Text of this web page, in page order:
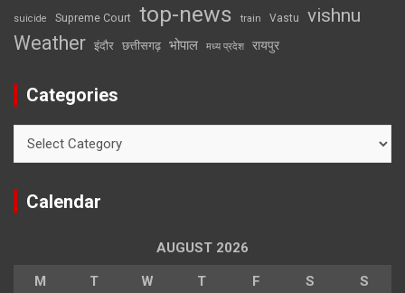
suicide Supreme Court top-news train Vastu vishnu
Weather इंदौर छत्तीसगढ़ भोपाल मध्य प्रदेश रायपुर
Categories
Calendar
AUGUST 2026
M T W T F S S